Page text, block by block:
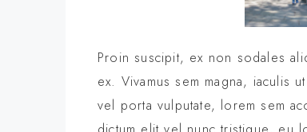
Proin suscipit, ex non sodales
ex. Vivamus sem magna, iaculis
vel porta vulputate, lorem sem